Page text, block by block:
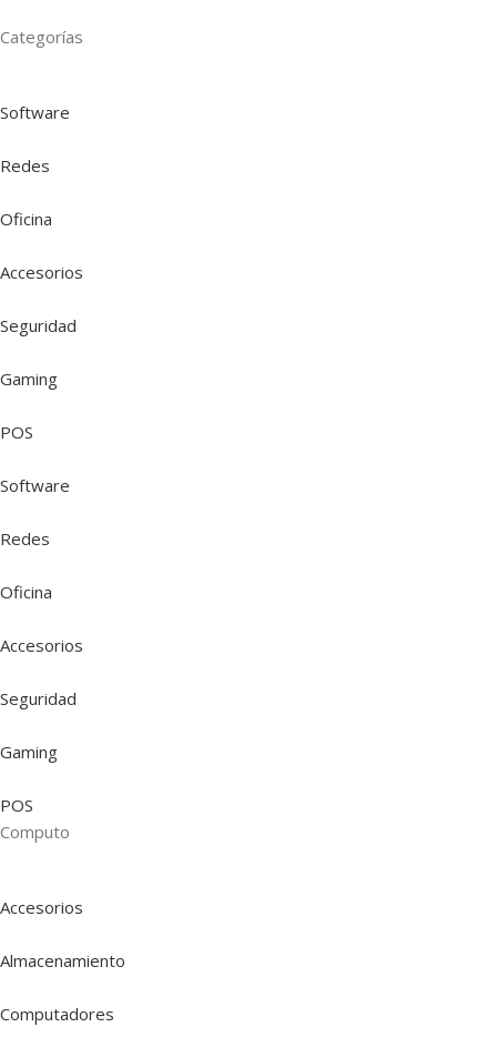
Categorías
Software
Redes
Oficina
Accesorios
Seguridad
Gaming
POS
Software
Redes
Oficina
Accesorios
Seguridad
Gaming
POS
Computo
Accesorios
Almacenamiento
Computadores